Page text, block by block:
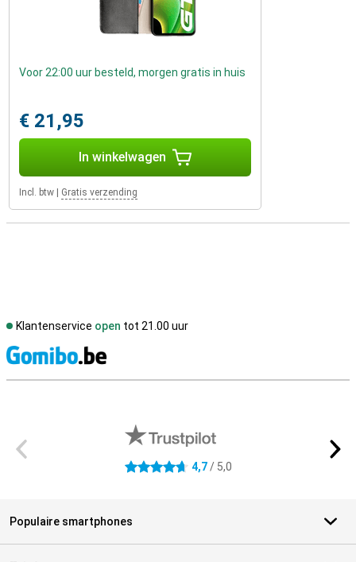
Voor 22:00 uur besteld, morgen gratis in huis
€ 21,95
In winkelwagen
Incl. btw Gratis verzending
Klantenservice open tot 21.00 uur
4.7 sterren 4,7/ 5,0
Populaire smartphones